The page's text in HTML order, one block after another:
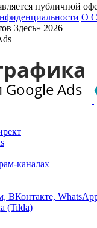
публичной
О
Здесь» 2026
каналах
ВКонтакте,
(Tilda)